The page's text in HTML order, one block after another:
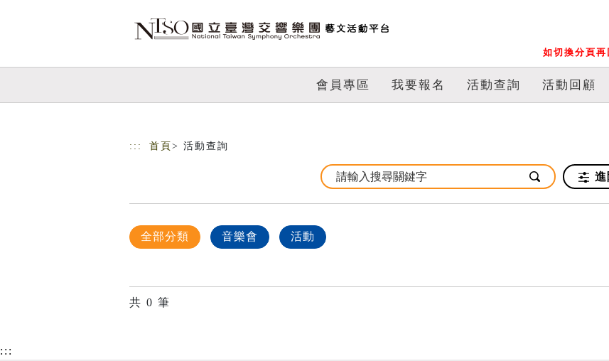
如切換分頁
會員專區 我要報名 活動查詢 活動回顧
::: 首頁 > 活動查詢
進
全部分類 音樂會 活動
共 0 筆
:::